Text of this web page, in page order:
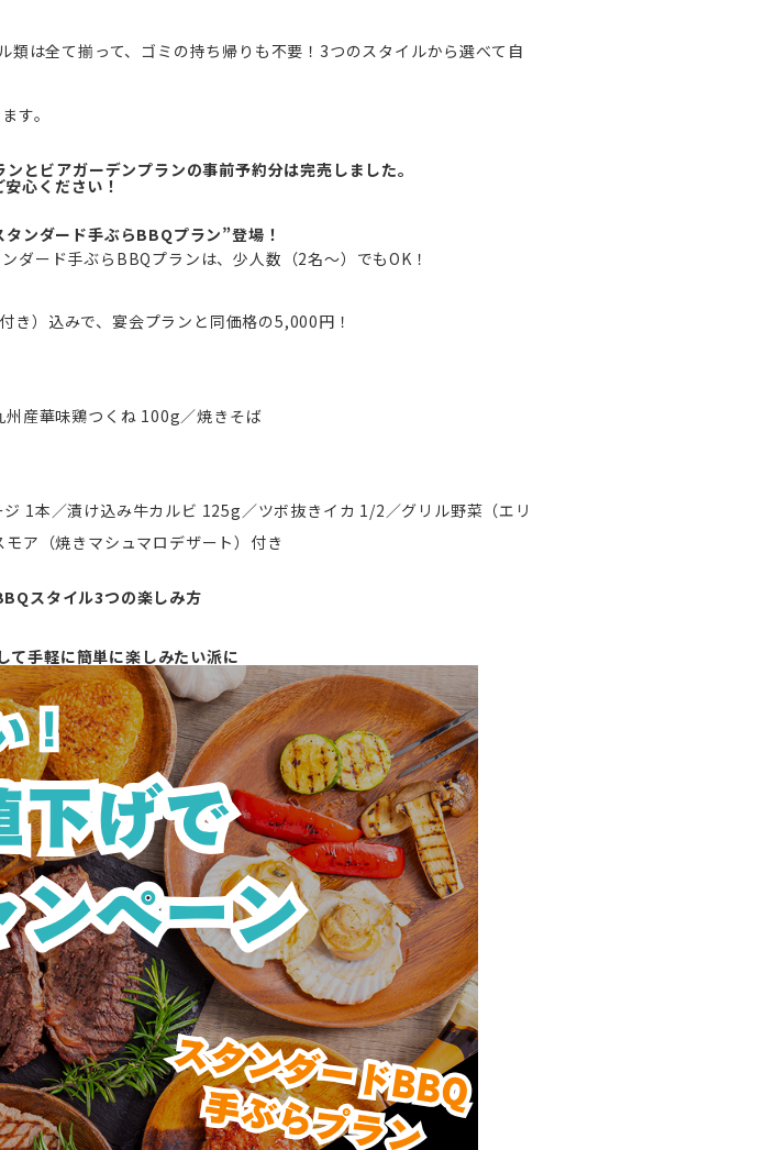
は全て揃って、ゴミの持ち帰りも不要！3つのスタイルから選べて自
す。
とビアガーデンプランの事前予約分は完売しました。
安心ください！
ンダード手ぶらBBQプラン”登場！
ダード手ぶらBBQプランは、少人数（2名～）でもOK！
き）込みで、宴会プランと同価格の5,000円！
産華味鶏つくね 100g／焼きそば
1本／漬け込み牛カルビ 125g／ツボ抜きイカ 1/2／グリル野菜（エリ
ア（焼きマシュマロデザート）付き
スタイル3つの楽しみ方
て手軽に簡単に楽しみたい派に